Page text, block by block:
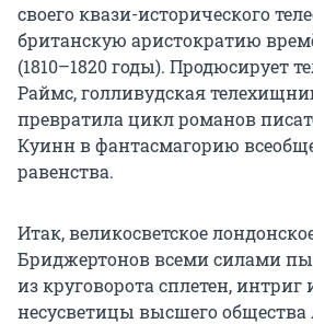
своего квази-исторического
британскую аристократию
(1810–1820 годы). Продюсирует
Раймс, голливудская
превратила цикл романов
Куинн в фантасмагорию
равенства.
Итак, великосветское
Бриджертонов всеми силами
из круговорота сплетен, интриг
несусветицы высшего